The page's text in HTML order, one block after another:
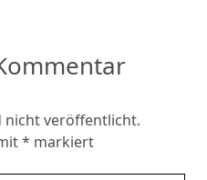
nicht veröffentlicht.
* markiert